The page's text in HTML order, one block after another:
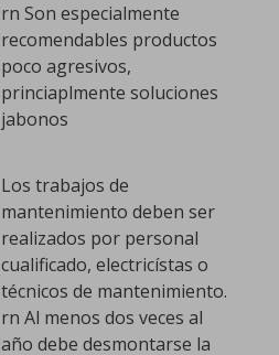
rn Son especialmente
recomendables productos
poco agresivos,
princiaplmente soluciones
jabonos
Los trabajos de
mantenimiento deben ser
realizados por personal
cualificado, electricístas o
técnicos de mantenimiento.
rn Al menos dos veces al
año debe desmontarse la